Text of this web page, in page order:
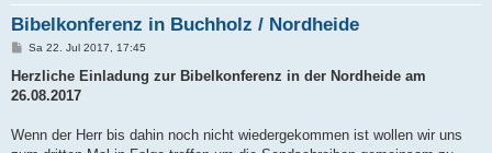
Bibelkonferenz in Buchholz / Nordheide
B
i
r
Sa 22. Jul 2017, 17:45
Herzliche Einladung zur Bibelkonferenz in der Nordheide am
26.08.2017
Wenn der Herr bis dahin noch nicht wiedergekommen ist wollen wir uns